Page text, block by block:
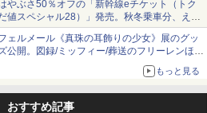
やぶさ50％オフの「新幹線eチケット（トク
値スペシャル28）」発売。秋冬乗車分、えき
っと限定
ェルメール《真珠の耳飾りの少女》展のグッ
公開。図録/ミッフィー/葬送のフリーレンほ
もっと見る
おすすめ記事